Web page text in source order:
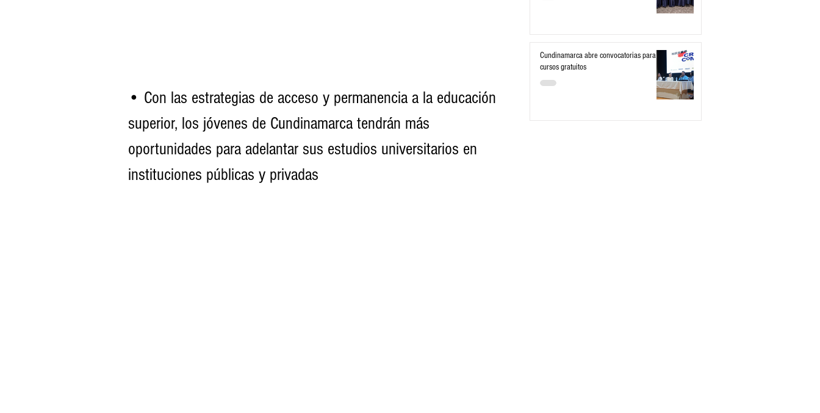
• Con las estrategias de acceso y permanencia a la educación
superior, los jóvenes de Cundinamarca tendrán más
oportunidades para adelantar sus estudios universitarios en
instituciones públicas y privadas
Cundinamarca abre convocatorias para
cursos gratuitos